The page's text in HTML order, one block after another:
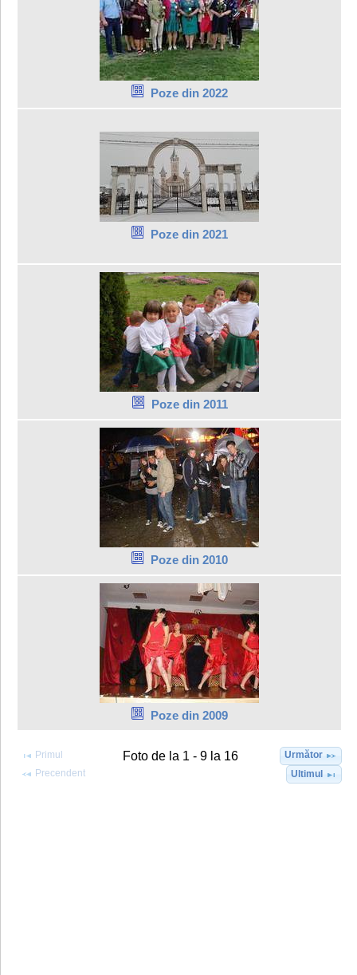
Poze din 2022
Poze din 2021
Poze din 2011
Poze din 2010
Poze din 2009
Primul
Precendent
Foto de la 1 - 9 la 16
Următor
Ultimul